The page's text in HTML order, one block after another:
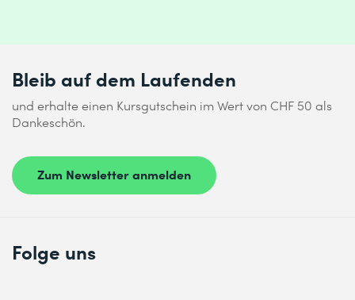
Bleib auf dem Laufenden
und erhalte einen Kursgutschein im Wert von CHF 50 als
Dankeschön.
Zum Newsletter anmelden
Folge uns